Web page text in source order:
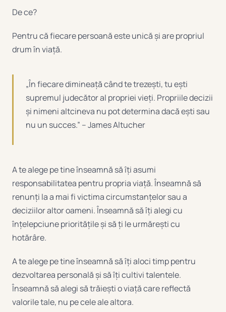
De ce?
Pentru că fiecare persoană este unică și are propriul
drum în viață.
„În fiecare dimineață când te trezești, tu ești
supremul judecător al propriei vieți. Propriile decizii
și nimeni altcineva nu pot determina dacă ești sau
nu un succes.” – James Altucher
A te alege pe tine înseamnă să îți asumi
responsabilitatea pentru propria viață. Înseamnă să
renunți la a mai fi victima circumstanțelor sau a
deciziilor altor oameni. Înseamnă să îți alegi cu
înțelepciune prioritățile și să ți le urmărești cu
hotărâre.
A te alege pe tine înseamnă să îți aloci timp pentru
dezvoltarea personală și să îți cultivi talentele.
Înseamnă să alegi să trăiești o viață care reflectă
valorile tale, nu pe cele ale altora.